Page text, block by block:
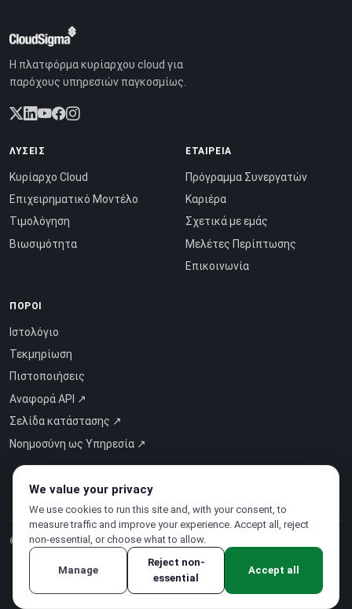
Η πλατφόρμα κυρίαρχου cloud για
παρόχους υπηρεσιών παγκοσμίως.
ΛΎΣΕΙΣ
Κυρίαρχο Cloud
Επιχειρηματικό Μοντέλο
Τιμολόγηση
Βιωσιμότητα
ΕΤΑΙΡΕΊΑ
Πρόγραμμα Συνεργατών
Καριέρα
Σχετικά με εμάς
Μελέτες Περίπτωσης
Επικοινωνία
ΠΌΡΟΙ
Ιστολόγιο
Τεκμηρίωση
Πιστοποιήσεις
Αναφορά API ↗
Σελίδα κατάστασης ↗
Νοημοσύνη ως Υπηρεσία ↗
© 2026 CloudSigma Holding AG.Όλα τα δικαιώματα διατηρούνται
Πολιτική Απορρήτου·
We value your privacy
We use cookies to run this site and, with your consent, to
measure traffic and improve your experience. Accept all, reject
non-essential, or choose what to allow.
Manage
Reject non-
essential
Accept all